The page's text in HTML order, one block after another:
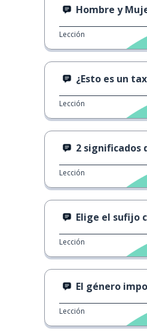
Hombre y
Lección
¿Esto es un
Lección
2 significados
Lección
Elige el sufijo
Lección
El género
Lección